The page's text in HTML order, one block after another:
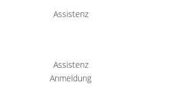
Assistenz
Assistenz
Anmeldung